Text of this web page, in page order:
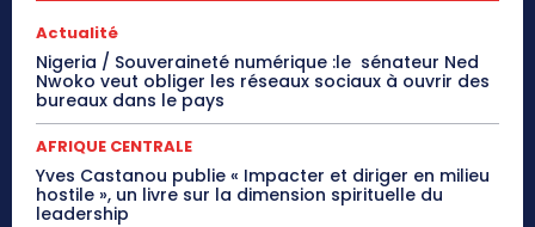
Actualité
Nigeria / Souveraineté numérique :le sénateur Ned
Nwoko veut obliger les réseaux sociaux à ouvrir des
bureaux dans le pays
AFRIQUE CENTRALE
Yves Castanou publie « Impacter et diriger en milieu
hostile », un livre sur la dimension spirituelle du
leadership